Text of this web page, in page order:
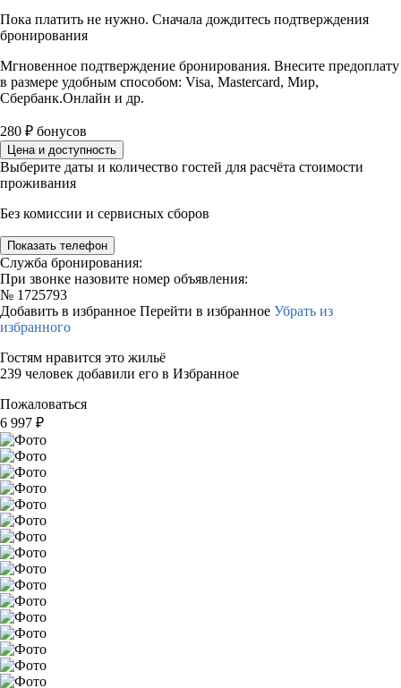
Пока платить не нужно. Сначала дождитесь подтверждения
бронирования
Мгновенное подтверждение бронирования. Внесите предоплату
в размере удобным способом: Visa, Mastercard, Мир,
Сбербанк.Онлайн и др.
280 ₽ бонусов
Цена и доступность
Выберите даты и количество гостей для расчёта стоимости
проживания
Без комиссии и сервисных сборов
Показать телефон
Служба бронирования:
При звонке назовите номер объявления:
№ 1725793
Добавить в избранное Перейти в избранное Убрать из
избранного
Гостям нравится это жильё
239 человек добавили его в Избранное
Пожаловаться
6 997 ₽